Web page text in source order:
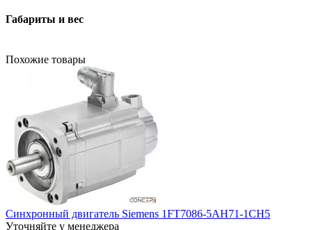
Габариты и вес
Похожие товары
Синхронный двигатель Siemens 1FT7086-5AH71-1CH5
Уточняйте у менеджера